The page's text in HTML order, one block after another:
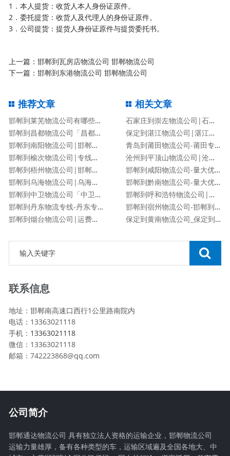
1．本人提货：收货人本人身份证原件。
2．委托提货：收货人及代理人的身份证原件。
3．公司提货：提货人身份证原件与提货委托书。
上一篇：邯郸到瓦房店物流公司 邯郸物流公司
下一篇：邯郸到东港物流公司 邯郸物流公司
推荐文章
邯郸到莱芜物流公司有哪些专线
邯郸到昌都物流公司「昌都专线」
邯郸到南阳物流公司|邯郸到南阳货运专线
邯郸到榆次物流公司|专线直达
邯郸到梧州物流公司|邯郸到梧州物流专线
邯郸到乌海物流公司|乌海专线
邯郸到中卫物流公司「中卫专线」
邯郸到丹东物流专线-丹东专线
邯郸到烟台物流公司|运费查询
相关文章
石家庄到崇左物流公司|石家庄到崇左物流专线
保定到湛江物流公司|湛江专线
青岛到莆田物流公司-莆田专线
沧州到平顶山物流公司|沧州到平顶山物流专线
邯郸到咸阳物流公司-量大优惠「价格优惠」
邯郸到黔南物流公司-量大优惠「价格优惠」
邯郸到呼和浩特物流公司|邯郸到呼和浩特物流专线
邯郸到宿州物流公司-邯郸到宿州货运专线
保定到黄南物流公司_保定到黄南物流专线
联系信息
地址：邯郸南高速口西行1公里路南院内
电话：13363021118
手机： 13363021118
微信：13363021118
邮箱：742223868@qq.com
公司简介
邯郸通达物流公司 具有独立法人资格的运输企业，邯郸物流公司
运输力量雄厚，备有各种类型的车，运输区域遍及全国各地大、中